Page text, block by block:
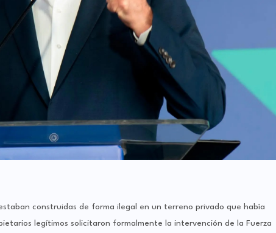
construidas de forma ilegal en un terreno privado que había
legítimos solicitaron formalmente la intervención de la Fuerza